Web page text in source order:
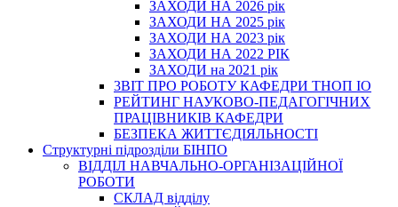
ЗАХОДИ НА 2026 рік
ЗАХОДИ НА 2025 рік
ЗАХОДИ НА 2023 рік
ЗАХОДИ НА 2022 РІК
ЗАХОДИ на 2021 рік
3BIT ПРО РОБОТУ КАФЕДРИ ТНОП ІО
РЕЙТИНГ НАУКОВО-ПЕДАГОГІЧНИХ
ПРАЦІВНИКІВ КАФЕДРИ
БЕЗПЕКА ЖИТТЄДІЯЛЬНОСТІ
Структурні підрозділи БІНПО
ВІДДІЛ НАВЧАЛЬНО-ОРГАНІЗАЦІЙНОЇ
РОБОТИ
СКЛАД відділу